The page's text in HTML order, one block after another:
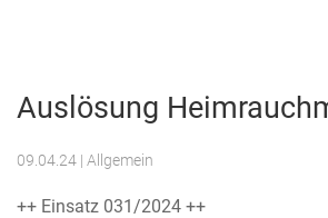
Auslösung
09.04.24 | Allgemein
++ Einsatz 031/2024 ++